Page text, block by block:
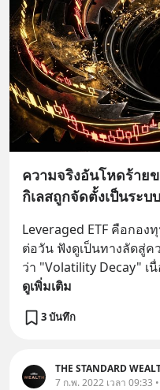
ความจริงอันโหดร้าย
กิเลสถูกจัดตั้งเป็นระบ
Leveraged ETF คือกอ
ต่อวัน ฟังดูเป็นทางลัดสู่
ว่า "Volatility Decay" เ
ดูเพิ่มเติม
3 บันทึก
THE STANDARD
7 ก.พ. 2022 เวลา 09:33